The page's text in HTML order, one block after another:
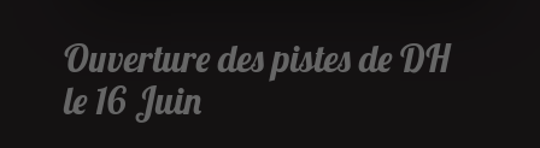
Ouverture des pistes de DH
le 16 Juin